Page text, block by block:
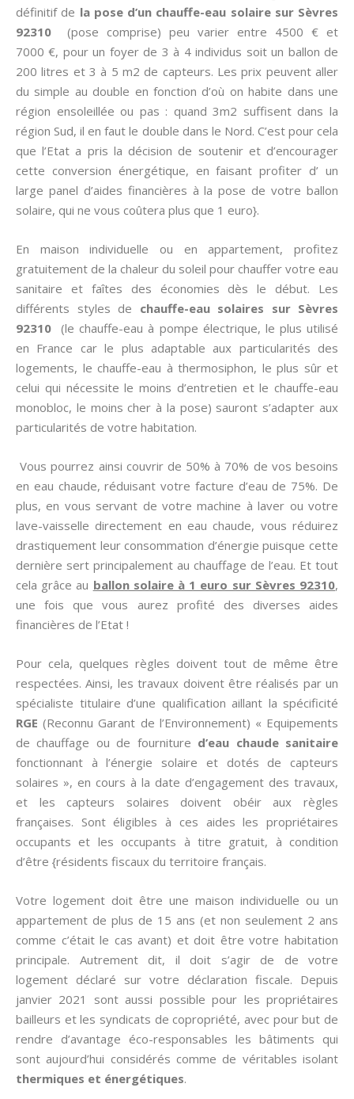
définitif de la pose d’un chauffe-eau solaire sur Sèvres
92310 (pose comprise) peu varier entre 4500 € et
7000 €, pour un foyer de 3 à 4 individus soit un ballon de
200 litres et 3 à 5 m2 de capteurs. Les prix peuvent aller
du simple au double en fonction d’où on habite dans une
région ensoleillée ou pas : quand 3m2 suffisent dans la
région Sud, il en faut le double dans le Nord. C’est pour cela
que l’Etat a pris la décision de soutenir et d’encourager
cette conversion énergétique, en faisant profiter d’ un
large panel d’aides financières à la pose de votre ballon
solaire, qui ne vous coûtera plus que 1 euro}.
En maison individuelle ou en appartement, profitez
gratuitement de la chaleur du soleil pour chauffer votre eau
sanitaire et faîtes des économies dès le début. Les
différents styles de chauffe-eau solaires sur Sèvres
92310 (le chauffe-eau à pompe électrique, le plus utilisé
en France car le plus adaptable aux particularités des
logements, le chauffe-eau à thermosiphon, le plus sûr et
celui qui nécessite le moins d’entretien et le chauffe-eau
monobloc, le moins cher à la pose) sauront s’adapter aux
particularités de votre habitation.
Vous pourrez ainsi couvrir de 50% à 70% de vos besoins
en eau chaude, réduisant votre facture d’eau de 75%. De
plus, en vous servant de votre machine à laver ou votre
lave-vaisselle directement en eau chaude, vous réduirez
drastiquement leur consommation d’énergie puisque cette
dernière sert principalement au chauffage de l’eau. Et tout
cela grâce au ballon solaire à 1 euro sur Sèvres 92310,
une fois que vous aurez profité des diverses aides
financières de l’Etat !
Pour cela, quelques règles doivent tout de même être
respectées. Ainsi, les travaux doivent être réalisés par un
spécialiste titulaire d’une qualification aillant la spécificité
RGE(Reconnu Garant de l’Environnement) « Equipements
de chauffage ou de fourniture d’eau chaude sanitaire
fonctionnant à l’énergie solaire et dotés de capteurs
solaires », en cours à la date d’engagement des travaux,
et les capteurs solaires doivent obéir aux règles
françaises. Sont éligibles à ces aides les propriétaires
occupants et les occupants à titre gratuit, à condition
d’être {résidents fiscaux du territoire français.
Votre logement doit être une maison individuelle ou un
appartement de plus de 15 ans (et non seulement 2 ans
comme c’était le cas avant) et doit être votre habitation
principale. Autrement dit, il doit s’agir de de votre
logement déclaré sur votre déclaration fiscale. Depuis
janvier 2021 sont aussi possible pour les propriétaires
bailleurs et les syndicats de copropriété, avec pour but de
rendre d’avantage éco-responsables les bâtiments qui
sont aujourd’hui considérés comme de véritables isolant
thermiques et énergétiques.